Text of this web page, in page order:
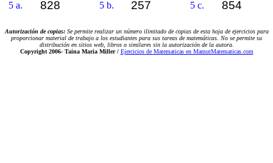
5 a. 828 5 b. 257 5 c. 854
Autorización de copias: Se permite realizar un número ilimitado de copias de esta hoja de ejercicios para
proporcionar material de trabajo a los estudiantes para sus tareas de matemáticas. No se permite su
distribución en sitios web, libros o similares sin la autorización de la autora.
Copyright 2006-Taina Maria Miller / Ejercicios de Matematicas en MamutMatematicas.com